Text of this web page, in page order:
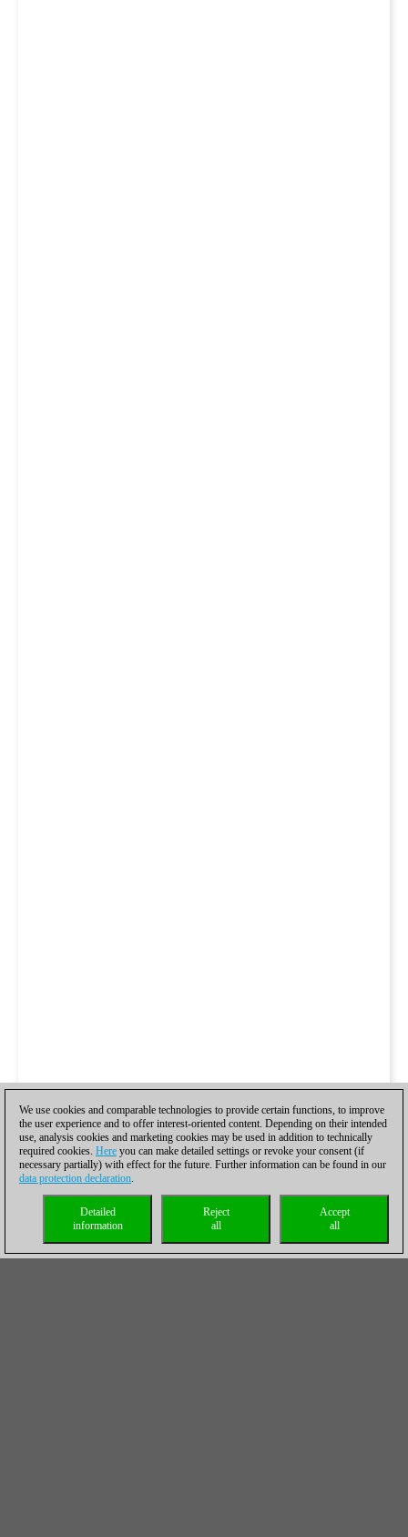
We use cookies and comparable technologies to provide certain functions, to improve
the user experience and to offer interest-oriented content. Depending on their intended
use, analysis cookies and marketing cookies may be used in addition to technically
required cookies. Here you can make detailed settings or revoke your consent (if
necessary partially) with effect for the future. Further information can be found in our
data protection declaration.
Accept
all
Reject
all
Detailed
information